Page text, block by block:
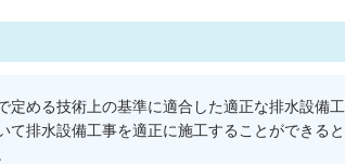
める技術上の基準に適合した適正な排水設備工
排水設備工事を適正に施工することができると